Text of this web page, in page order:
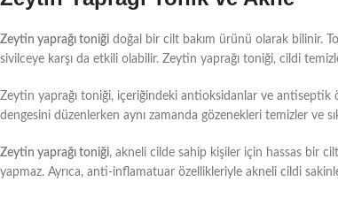
Zeytin yaprağı toniği doğal bir cilt bakım ürünü olarak bilinir.
sivilceye karşı da etkili olabilir. Zeytin yaprağı toniği, cildi
Zeytin yaprağı toniği, içeriğindeki antioksidanlar ve antiseptik
dengesini düzenlerken aynı zamanda gözenekleri temizler ve
Zeytin yaprağı toniği, akneli cilde sahip kişiler için hassas bir
yapmaz. Ayrıca, anti-inflamatuar özellikleriyle akneli cildi